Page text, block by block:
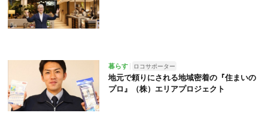
暮らす ロコサポーター
地元で頼りにされる地域密着の『住まいの
プロ』（株）エリアプロジェクト